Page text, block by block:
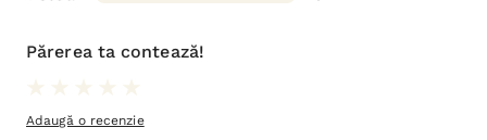
Părerea ta contează!
Adaugă o recenzie